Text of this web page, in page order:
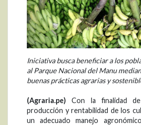
Iniciativa busca beneficiar a los
al Parque Nacional del Manu
buenas prácticas agrarias y
(Agraria.pe) Con la finalidad
producción y rentabilidad de los
un adecuado manejo